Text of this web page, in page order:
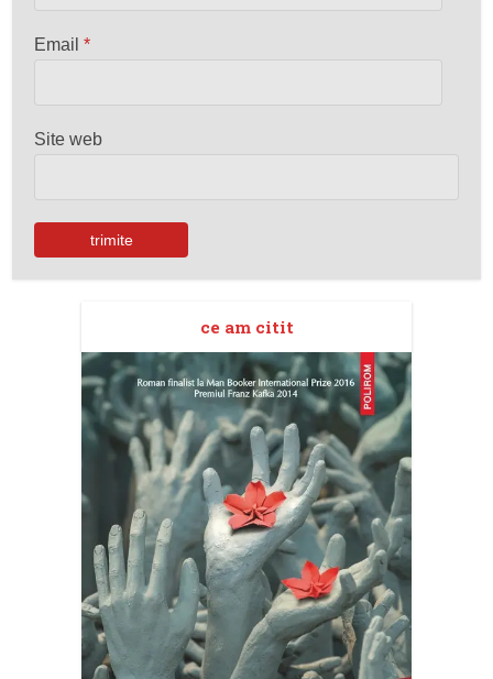
Email*
Site web
ce am citit